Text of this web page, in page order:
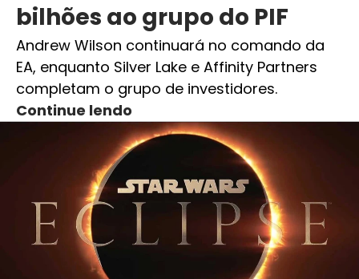
bilhões ao grupo do PIF
Andrew Wilson continuará no comando da
EA, enquanto Silver Lake e Affinity Partners
completam o grupo de investidores.
Continue lendo